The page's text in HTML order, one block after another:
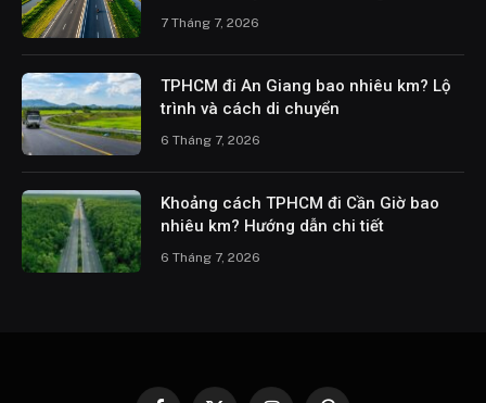
7 Tháng 7, 2026
TPHCM đi An Giang bao nhiêu km? Lộ
trình và cách di chuyển
6 Tháng 7, 2026
Khoảng cách TPHCM đi Cần Giờ bao
nhiêu km? Hướng dẫn chi tiết
6 Tháng 7, 2026